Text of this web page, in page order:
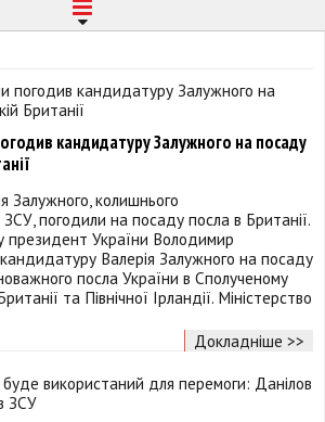
кандидатуру Залужного на посаду
Залужного, колишнього
погодили на посаду посла в Британії.
президент України Володимир
Валерія Залужного на посаду
посла України в Сполученому
та Північної Ірландії. Міністерство
Докладніше >>